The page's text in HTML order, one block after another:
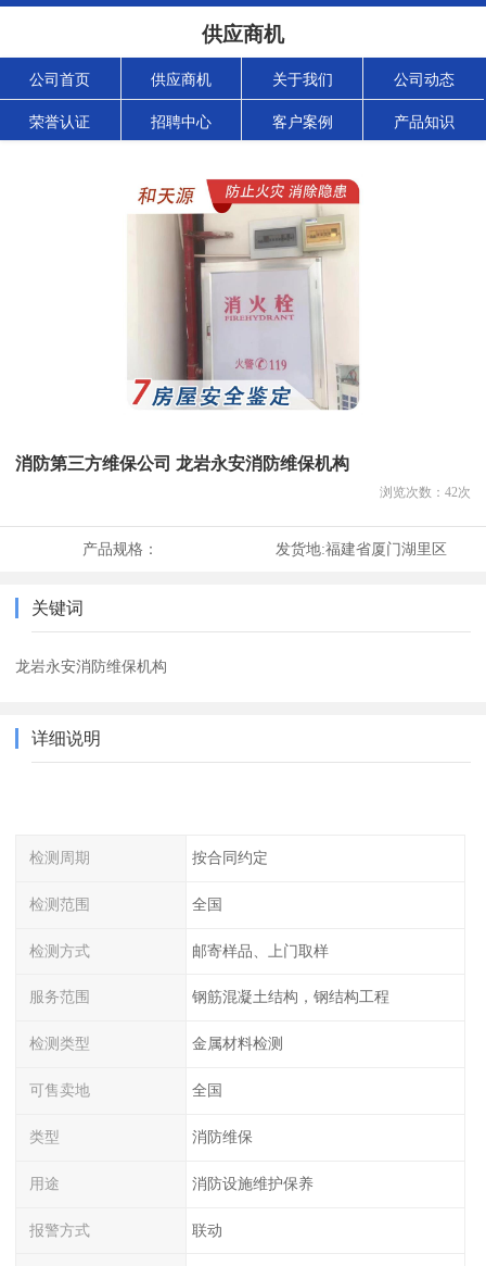
供应商机
公司首页 供应商机 关于我们 公司动态
荣誉认证 招聘中心 客户案例 产品知识
消防第三方维保公司 龙岩永安消防维保机构
浏览次数： 42次
产品规格： 发货地:福建省厦门湖里区
关键词
龙岩永安消防维保机构
详细说明
检测周期 按合同约定
检测范围 全国
检测方式 邮寄样品、上门取样
服务范围 钢筋混凝土结构，钢结构工程
检测类型 金属材料检测
可售卖地 全国
类型 消防维保
用途 消防设施维护保养
报警方式 联动